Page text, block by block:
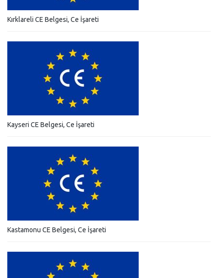
Kırklareli CE Belgesi, Ce İşareti
Kayseri CE Belgesi, Ce İşareti
Kastamonu CE Belgesi, Ce İşareti